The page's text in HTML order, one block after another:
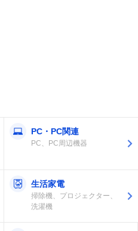
PC・PC関連
PC、PC周辺機器
生活家電
掃除機、プロジェクター、
洗濯機